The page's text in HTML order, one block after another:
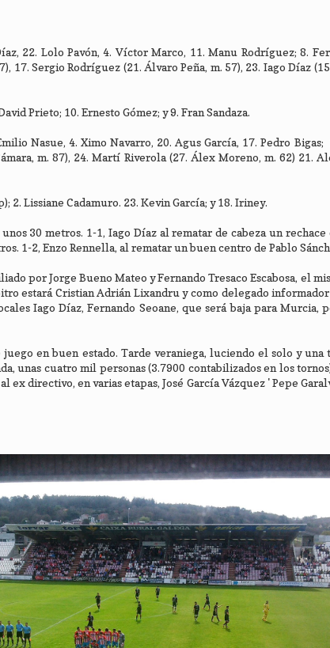
22. Lolo Pavón, 4. Víctor Marco, 11. Manu Rodríguez; 8.
17. Sergio Rodríguez (21. Álvaro Peña, m. 57), 23. Iago Díaz
Prieto; 10. Ernesto Gómez; y 9. Fran Sandaza.
Nasue, 4. Ximo Navarro, 20. Agus García, 17. Pedro
m. 87), 24. Martí Riverola (27. Álex Moreno, m. 62) 21.
2. Lissiane Cadamuro. 23. Kevin García; y 18. Iriney.
30 metros. 1-1, Iago Díaz al rematar de cabeza un rechace
1-2, Enzo Rennella, al rematar un buen centro de Pablo
por Jorge Bueno Mateo y Fernando Tresaco Escabosa, el
estará Cristian Adrián Lixandru y como delegado
Iago Díaz, Fernando Seoane, que será baja para Murcia,
en buen estado. Tarde veraniega, luciendo el solo y una
unas cuatro mil personas (3.7900 contabilizados en los
directivo, en varias etapas, José García Vázquez ' Pepe